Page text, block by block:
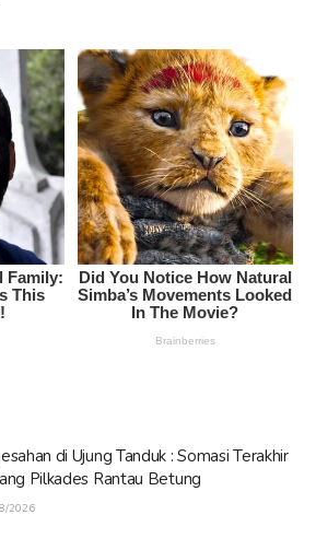
di Ujung Tanduk : Somasi Terakhir
Pilkades Rantau Betung
2026